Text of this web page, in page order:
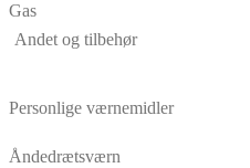
Gas
Andet og tilbehør
Personlige værnemidler
Åndedrætsværn